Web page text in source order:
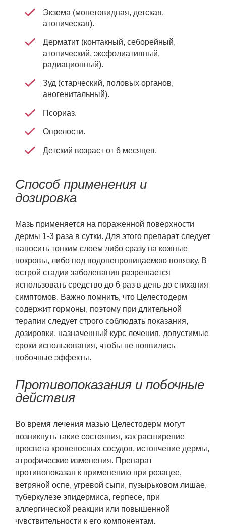
Экзема (монетовидная, детская,
атопическая).
Дерматит (контакный, себорейный,
атопический, эксфолиативный,
радиационный).
Зуд (старческий, половых органов,
аногенитальный).
Псориаз.
Опрелости.
Детский возраст от 6 месяцев.
Способ применения и
дозировка
Мазь применяется на пораженной поверхности
дермы 1-3 раза в сутки. Для этого препарат следует
наносить тонким слоем либо сразу на кожные
покровы, либо под водонепроницаемою повязку. В
острой стадии заболевания разрешается
использовать средство до 6 раз в день до стихания
симптомов. Важно помнить, что Целестодерм
содержит гормоны, поэтому при длительной
терапии следует строго соблюдать показания,
дозировки, назначенный курс лечения, допустимые
сроки использования, чтобы не появились
побочные эффекты.
Противопоказания и побочные
действия
Во время лечения мазью Целестодерм могут
возникнуть такие состояния, как расширение
просвета кровеносных сосудов, истончение дермы,
атрофические изменения. Препарат
противопоказан к применению при розацее,
ветряной оспе, угревой сыпи, пузырьковом лишае,
туберкулезе эпидермиса, герпесе, при
аллергической реакции или повышенной
чувствительности к его компонентам.